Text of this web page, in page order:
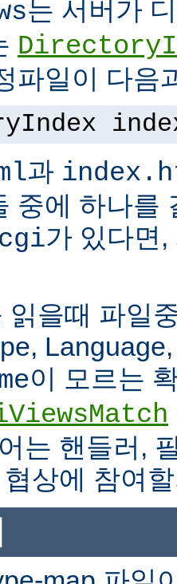
는 서버가
파일이 다음
과
중에 하나를
가 있다면
읽을때 파일
이 모르는
는 핸들러,
상에 참여